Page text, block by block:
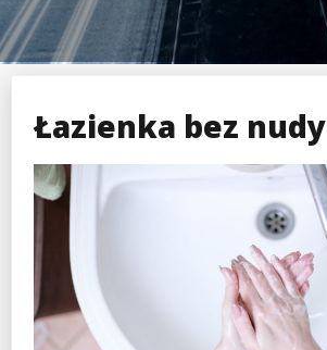
Łazienka bez nudy